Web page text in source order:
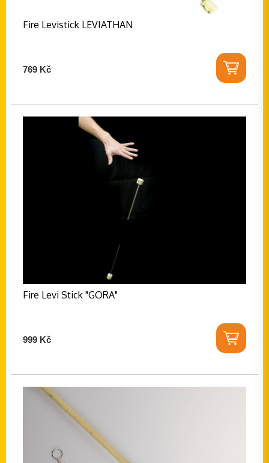
Fire Levistick LEVIATHAN
769 Kč
Fire Levi Stick "GORA"
999 Kč